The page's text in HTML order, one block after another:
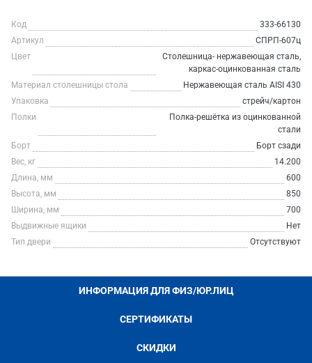
Код
333-66130
Артикул
СПРП-607ц
Цвет
Столешница- нержавеющая сталь,
каркас-оцинкованная сталь
Материал столешницы стола
Нержавеющая сталь AISI 430
Упаковка
стрейч/картон
Полки
Полка-решётка из оцинкованной
стали
Борт
Борт сзади
Вес, кг
14.200
Длина, мм
600
Высота, мм
850
Ширина, мм
700
Выдвижные ящики
Нет
Тип двери
Отсутствуют
ИНФОРМАЦИЯ ДЛЯ ФИЗ/ЮР.ЛИЦ
СЕРТИФИКАТЫ
СКИДКИ